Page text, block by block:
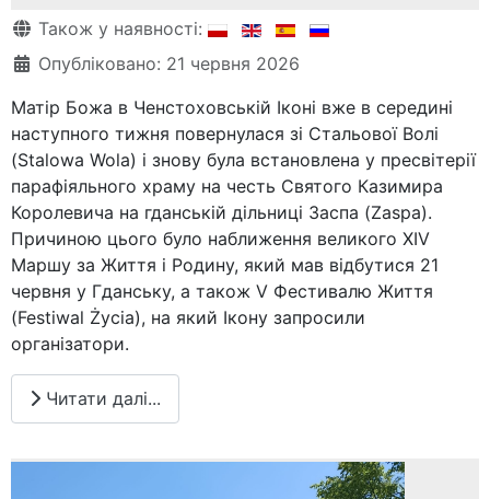
Деталі
Також у наявності:
Опубліковано: 21 червня 2026
Матір Божа в Ченстоховській Іконі вже в середині
наступного тижня повернулася зі Стальової Волі
(Stalowa Wola) і знову була встановлена у пресвітерії
парафіяльного храму на честь Святого Казимира
Королевича на гданській дільниці Заспа (Zaspa).
Причиною цього було наближення великого XIV
Маршу за Життя і Родину, який мав відбутися 21
червня у Гданську, а також V Фестивалю Життя
(Festiwal Życia), на який Ікону запросили
організатори.
Читати далі...